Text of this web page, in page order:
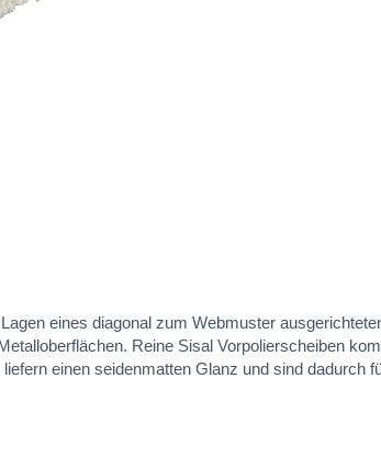
eines diagonal zum Webmuster
Reine Sisal Vorpolierscheiben
einen seidenmatten Glanz und sind dadurch